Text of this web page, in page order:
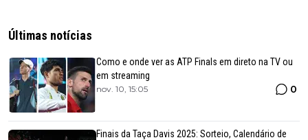
Últimas notícias
Como e onde ver as ATP Finals em direto na TV ou
em streaming
nov. 10, 15:05 0
Finais da Taça Davis 2025: Sorteio, Calendário de